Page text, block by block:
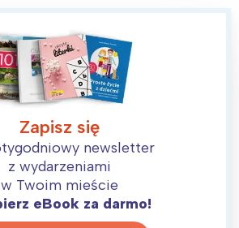
Zapisz się
newsletter
z wydarzeniami
w Twoim mieście
eBook za darmo!